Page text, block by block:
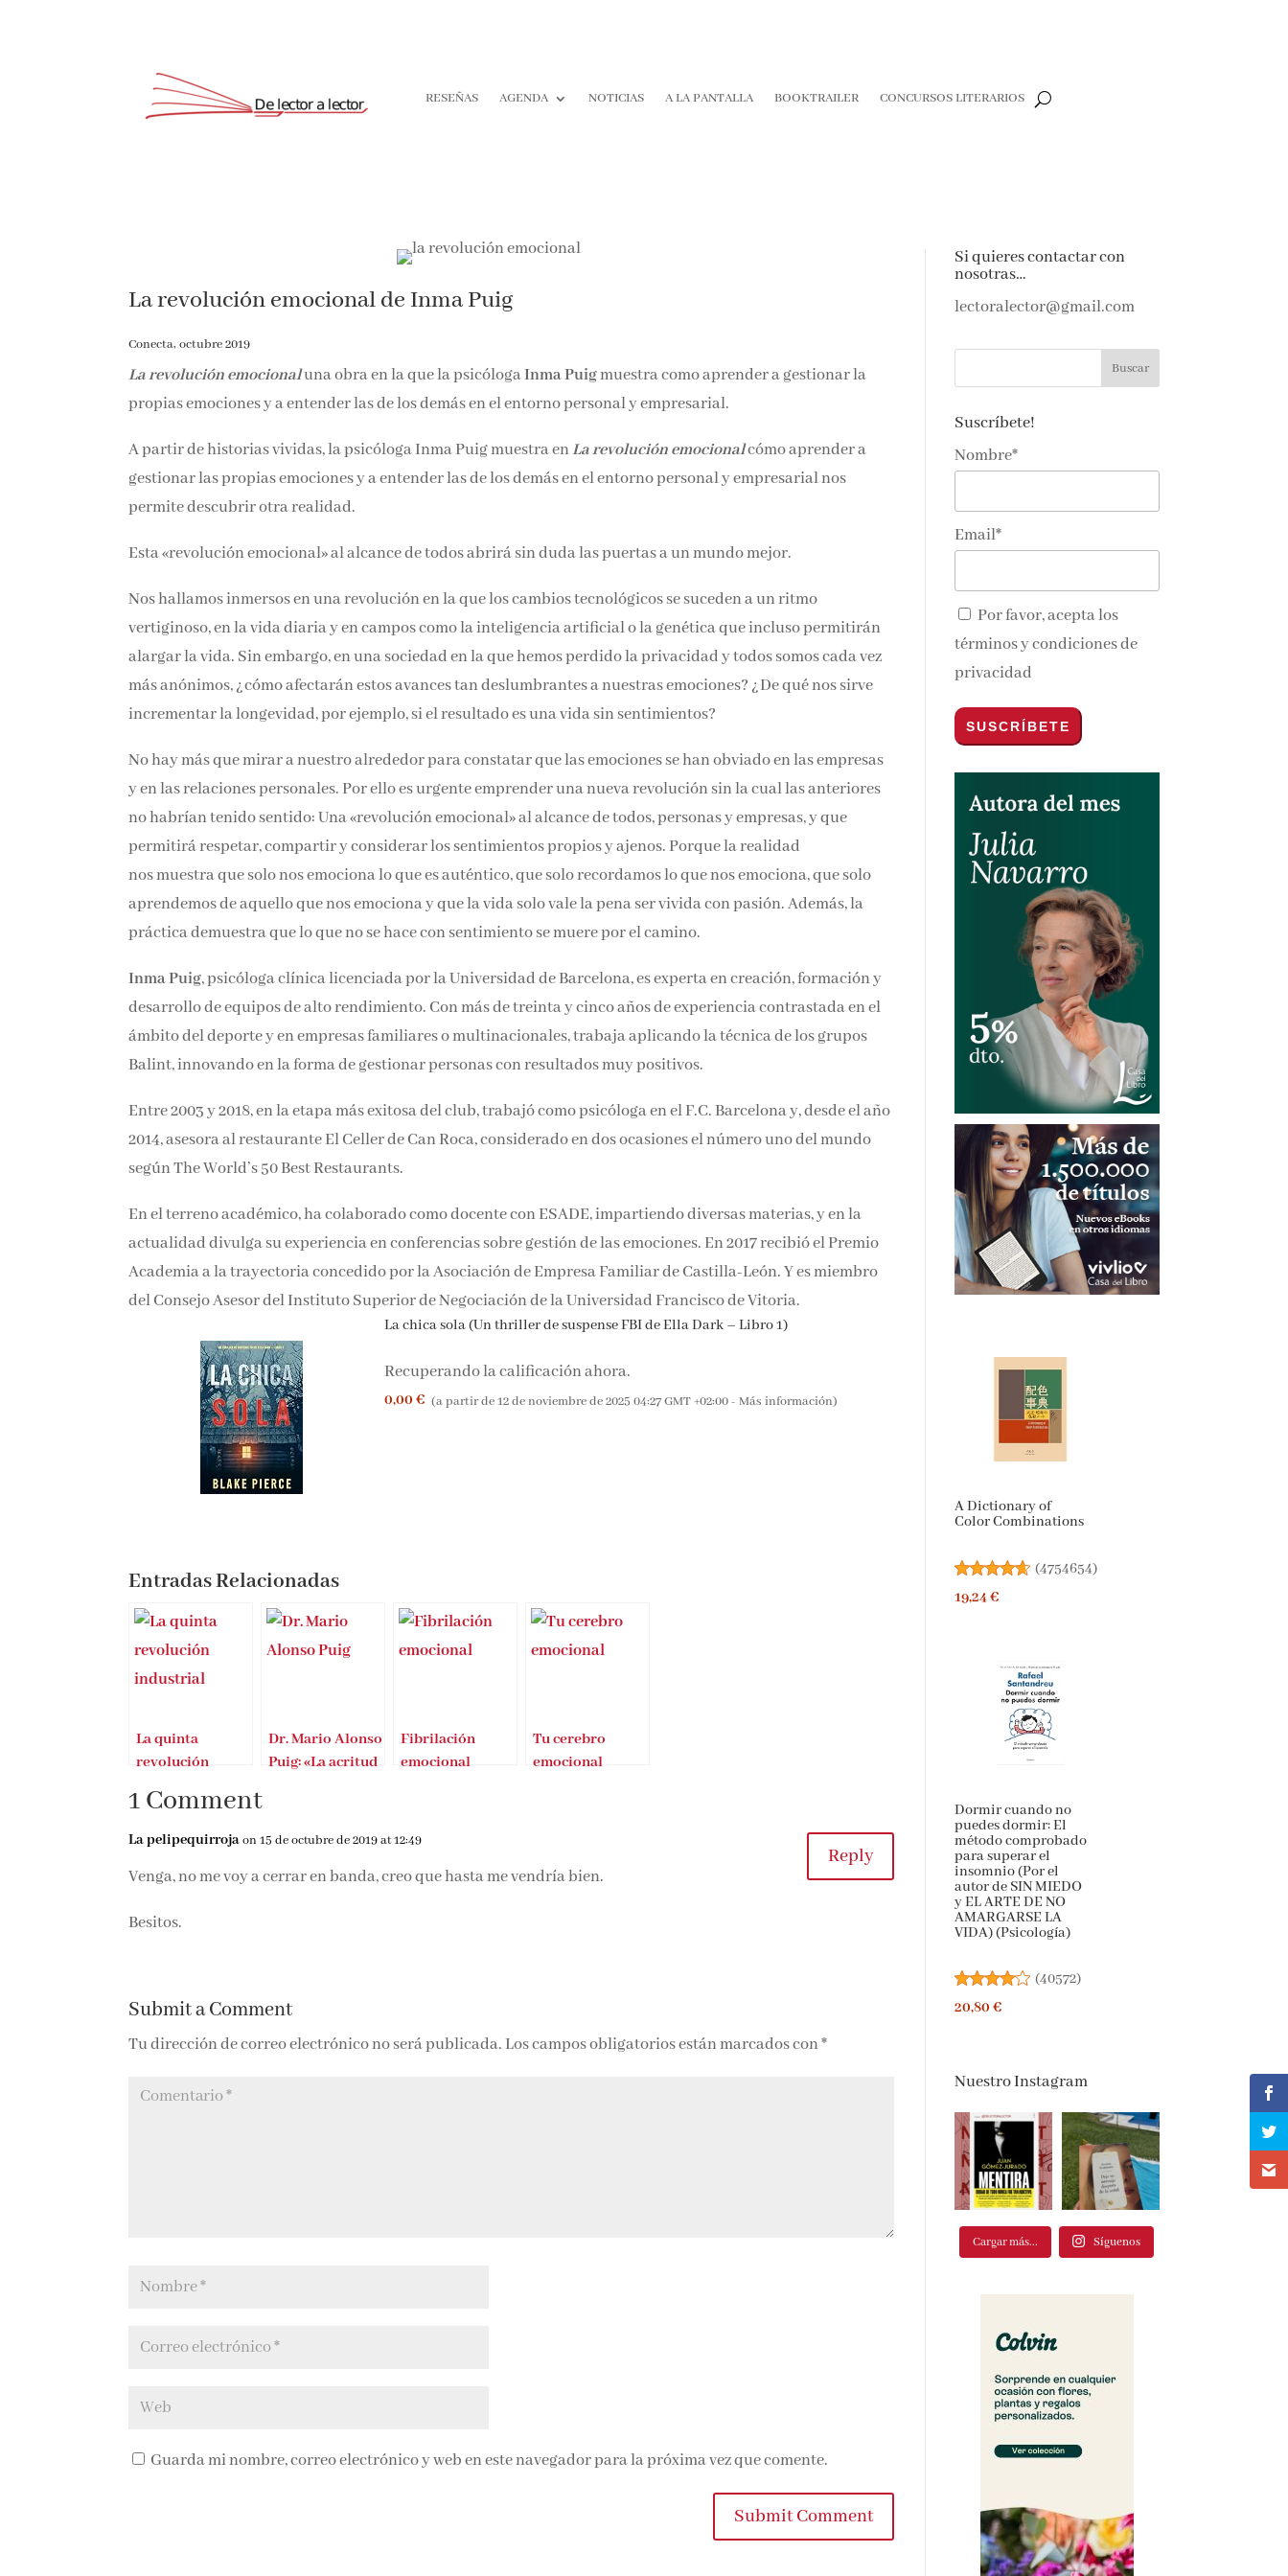
RESEÑAS AGENDA NOTICIAS A LA PANTALLA BOOKTRAILER CONCURSOS LITERARIOS
La revolución emocional de Inma Puig
Conecta, octubre 2019
La revolución emocionaluna obra en la que la psicólogaInma Puigmuestra como aprender a gestionar la
propias emociones y a entender las de los demás en el entorno personal y empresarial.
A partir de historias vividas, la psicóloga Inma Puig muestra enLa revolución emocionalcómo aprender a
gestionar las propias emociones y a entender las de los demás en el entorno personal y empresarial nos
permite descubrir otra realidad.
Esta «revolución emocional» al alcance de todos abrirá sin duda las puertas a un mundo mejor.
Nos hallamos inmersos en una revolución en la que los cambios tecnológicos se suceden a un ritmo
vertiginoso, en la vida diaria y en campos como la inteligencia artificial o la genética que incluso permitirán
alargar la vida. Sin embargo, en una sociedad en la que hemos perdido la privacidad y todos somos cada vez
más anónimos, ¿cómo afectarán estos avances tan deslumbrantes a nuestras emociones? ¿De qué nos sirve
incrementar la longevidad, por ejemplo, si el resultado es una vida sin sentimientos?
No hay más que mirar a nuestro alrededor para constatar que las emociones se han obviado en las empresas
y en las relaciones personales. Por ello es urgente emprender una nueva revolución sin la cual las anteriores
no habrían tenido sentido: Una «revolución emocional» al alcance de todos, personas y empresas, y que
permitirá respetar, compartir y considerar los sentimientos propios y ajenos. Porque la realidad
nos muestra que solo nos emociona lo que es auténtico, que solo recordamos lo que nos emociona, que solo
aprendemos de aquello que nos emociona y que la vida solo vale la pena ser vivida con pasión. Además, la
práctica demuestra que lo que no se hace con sentimiento se muere por el camino.
Inma Puig, psicóloga clínica licenciada por la Universidad de Barcelona, es experta en creación, formación y
desarrollo de equipos de alto rendimiento. Con más de treinta y cinco años de experiencia contrastada en el
ámbito del deporte y en empresas familiares o multinacionales, trabaja aplicando la técnica de los grupos
Balint, innovando en la forma de gestionar personas con resultados muy positivos.
Entre 2003 y 2018, en la etapa más exitosa del club, trabajó como psicóloga en el F.C. Barcelona y, desde el
año 2014, asesora al restaurante El Celler de Can Roca, considerado en dos ocasiones el número uno del
mundo según The World’s 50 Best Restaurants.
En el terreno académico, ha colaborado como docente con ESADE, impartiendo diversas materias, y en la
actualidad divulga su experiencia en conferencias sobre gestión de las emociones. En 2017 recibió el Premio
Academia a la trayectoria concedido por la Asociación de Empresa Familiar de Castilla-León. Y es miembro
del Consejo Asesor del Instituto Superior de Negociación de la Universidad Francisco de Vitoria.
La chica sola (Un thriller de suspense FBI de Ella Dark – Libro 1)
Recuperando la calificación ahora.
0,00 € (a partir de 12 de noviembre de 2025 04:27 GMT +02:00 -Más información)
Entradas Relacionadas
La quinta
revolución
Inma Martínez
Dr. Mario Alonso
Puig: «La acritud
Fibrilación
emocional
Tu cerebro
emocional
1 Comment
La pelipequirroja on 15 de octubre de 2019 at 12:49
Venga, no me voy a cerrar en banda, creo que hasta me vendría bien.
Besitos.
Reply
Submit a Comment
Tu dirección de correo electrónico no será publicada.Los campos obligatorios están marcados con*
Guarda mi nombre, correo electrónico y web en este navegador para la próxima vez que comente.
Submit Comment
Si quieres contactar con
nosotras…
lectoralector@gmail.com
Suscríbete!
Nombre*
Email*
Por favor, acepta los
términos y condiciones de
privacidad
A Dictionary of
Color Combinations
Dormir cuando no
puedes dormir: El
método comprobado
para superar el
insomnio (Por el
autor de SIN MIEDO
y EL ARTE DE NO
AMARGARSE LA
VIDA) (Psicología)
40572
20,80 €
Nuestro Instagram
Cargar más... Síguenos
Nombre*
Email*